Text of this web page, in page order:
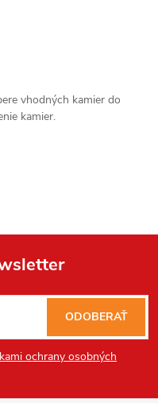
vhodných kamier do
kamier.
ochrany osobných
ODOBERAŤ